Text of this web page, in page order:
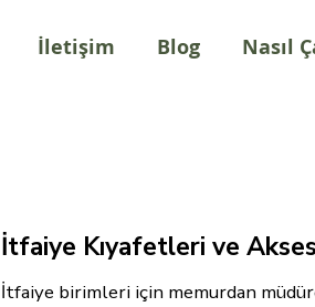
İletişim Blog Nasıl
İtfaiye Kıyafetleri ve
İtfaiye birimleri için memurdan